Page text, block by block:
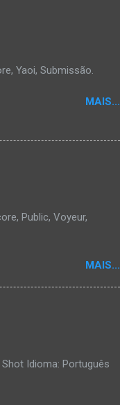
Yaoi, Submissão.
MAIS...
Public, Voyeur,
MAIS...
Idioma: Português